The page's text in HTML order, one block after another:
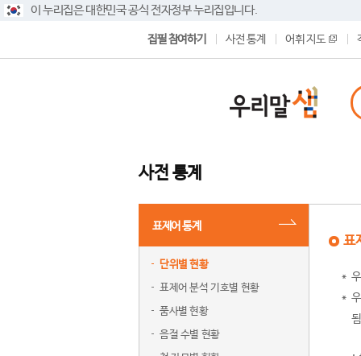
이 누리집은 대한민국 공식 전자정부 누리집입니다.
집필 참여하기 사전 통계 어휘 지도
사전 통계
표제어 통계
단위별 현황
표제어 분석 기호별 현황
품사별 현황
음절 수별 현황
표